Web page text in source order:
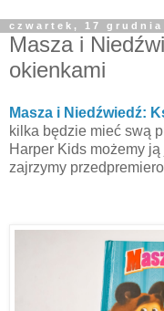
czwartek, 17 grudnia
Masza i
okienkami
Masza i Niedźwiedź:
kilka będzie mieć swą
Harper Kids możemy
zajrzymy